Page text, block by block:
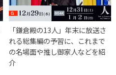
「鎌倉殿の13人」年末に放送さ
れる総集編の予習に、これまで
の名場面や推し御家人などを紹
介